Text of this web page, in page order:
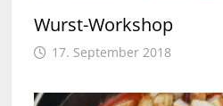
Wurst-Workshop
17. September 2018